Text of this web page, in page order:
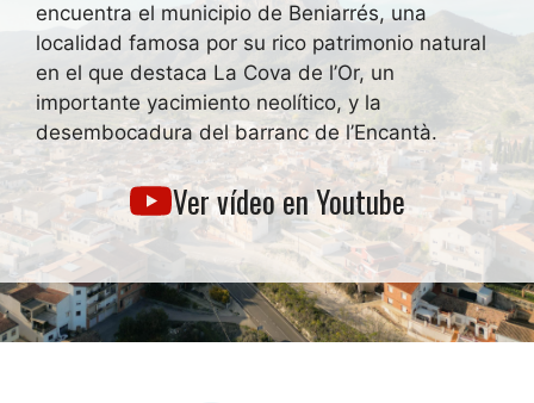
encuentra el municipio de Beniarrés, una
localidad famosa por su rico patrimonio natural
en el que destaca La Cova de l’Or, un
importante yacimiento neolítico, y la
desembocadura del barranc de l’Encantà.
Ver vídeo en Youtube